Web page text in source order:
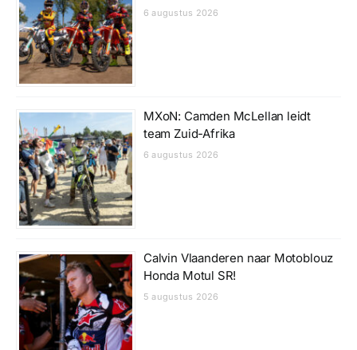
6 augustus 2026
MXoN: Camden McLellan leidt
team Zuid-Afrika
6 augustus 2026
Calvin Vlaanderen naar Motoblouz
Honda Motul SR!
5 augustus 2026